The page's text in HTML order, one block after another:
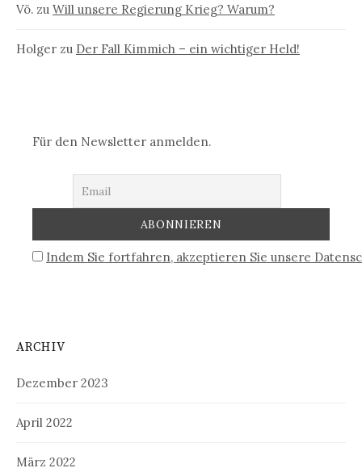
Vö. zu Will unsere Regierung Krieg? Warum?
Holger zu Der Fall Kimmich – ein wichtiger Held!
Für den Newsletter anmelden.
Indem Sie fortfahren, akzeptieren Sie unsere
ARCHIV
Dezember 2023
April 2022
März 2022